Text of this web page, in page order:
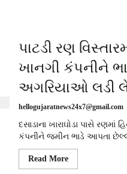
પાટડી રણ
ખાનગી કંપનીને
અગરિયાઓ લડી
hellogujaratnews24x7@gmail.com
દસાડાના ખારાઘોડા પાસે રણમાં
કંપનીને જમીન ભાડે આપતા
Read MoreRead
more